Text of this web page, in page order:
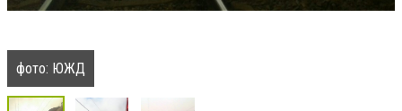
фото: ЮЖД